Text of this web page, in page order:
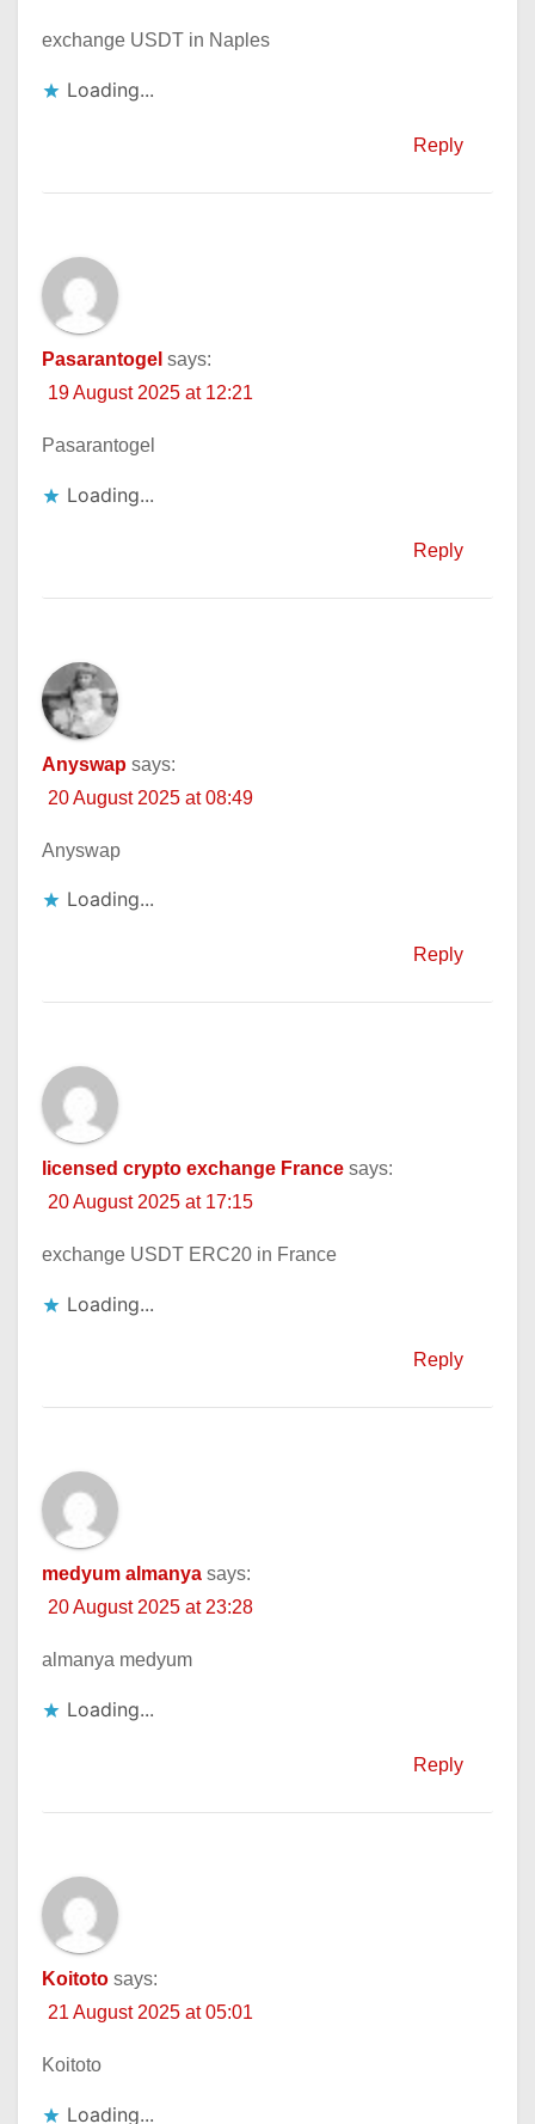
exchange USDT in Naples
Loading...
Reply
Pasarantogel says:
19 August 2025 at 12:21
Pasarantogel
Loading...
Reply
Anyswap says:
20 August 2025 at 08:49
Anyswap
Loading...
Reply
licensed crypto exchange France says:
20 August 2025 at 17:15
exchange USDT ERC20 in France
Loading...
Reply
medyum almanya says:
20 August 2025 at 23:28
almanya medyum
Loading...
Reply
Koitoto says:
21 August 2025 at 05:01
Koitoto
Loading...